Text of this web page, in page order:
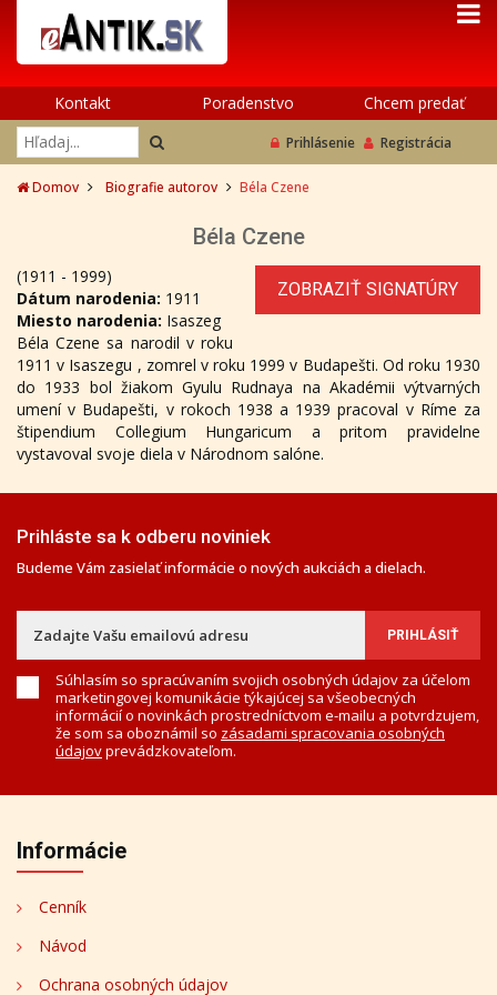
Kontakt Poradenstvo Chcem predať
Prihlásenie Registrácia
Domov Biografie autorov Béla Czene
Béla Czene
ZOBRAZIŤ SIGNATÚRY
(1911 - 1999)
Dátum narodenia: 1911
Miesto narodenia: Isaszeg
Béla Czene sa narodil v roku
1911 v Isaszegu , zomrel v roku 1999 v Budapešti. Od roku 1930
do 1933 bol žiakom Gyulu Rudnaya na Akadémii výtvarných
umení v Budapešti, v rokoch 1938 a 1939 pracoval v Ríme za
štipendium Collegium Hungaricum a pritom pravidelne
vystavoval svoje diela v Národnom salóne.
Prihláste sa k odberu noviniek
Budeme Vám zasielať informácie o nových aukciách a dielach.
Súhlasím so spracúvaním svojich osobných údajov za účelom
marketingovej komunikácie týkajúcej sa všeobecných
informácií o novinkách prostredníctvom e-mailu a potvrdzujem,
že som sa oboznámil so zásadami spracovania osobných
údajovprevádzkovateľom.
Informácie
Cenník
Návod
Ochrana osobných údajov